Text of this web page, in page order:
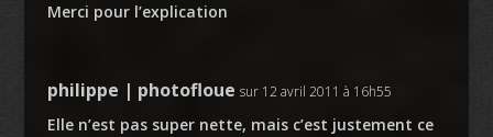
Merci pour l’explication
philippe | photofloue sur 12 avril 2011 à 16h55
Elle n’est pas super nette, mais c’est justement ce